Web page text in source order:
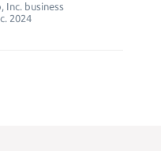
Inc. business
2024